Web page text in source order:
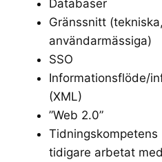
Databaser
Gränssnitt
användarmässiga)
SSO
Informationsflöde/
(XML)
”Web 2.0”
tidigare arbetat